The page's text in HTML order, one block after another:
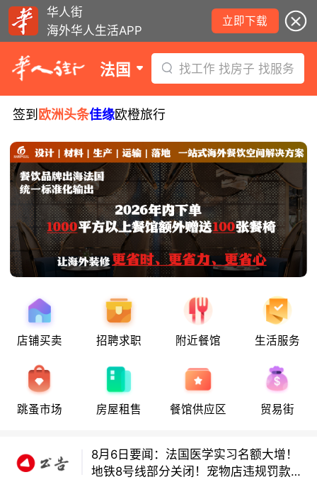
华人街
海外华人生活APP
立即下载
法国 找工作 找房子 找服务
签到 欧洲头条佳缘欧橙旅行
店铺买卖 招聘求职 附近餐馆 生活服务
跳蚤市场 房屋租售 餐馆供应区 贸易街
8月6日要闻：法国医学实习名额大增！
炉！
巴黎地铁音乐家海选启动！
地铁8号线部分关闭！宠物店违规罚款出
炉！